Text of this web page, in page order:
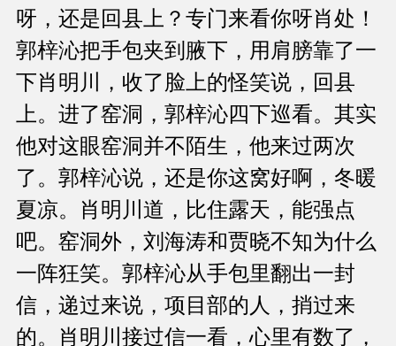
呀，还是回县上？专门来看你呀肖处！
郭梓沁把手包夹到腋下，用肩膀靠了一
下肖明川，收了脸上的怪笑说，回县
上。进了窑洞，郭梓沁四下巡看。其实
他对这眼窑洞并不陌生，他来过两次
了。郭梓沁说，还是你这窝好啊，冬暖
夏凉。肖明川道，比住露天，能强点
吧。窑洞外，刘海涛和贾晓不知为什么
一阵狂笑。郭梓沁从手包里翻出一封
信，递过来说，项目部的人，捎过来
的。肖明川接过信一看，心里有数了，